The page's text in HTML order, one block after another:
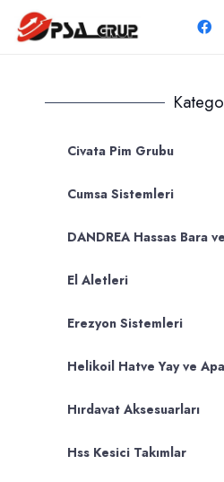
Civata Pim Grubu
Cumsa Sistemleri
DANDREA Hassas Bara
El Aletleri
Erezyon Sistemleri
Helikoil Hatve Yay ve
Hırdavat Aksesuarları
Hss Kesici Takımlar